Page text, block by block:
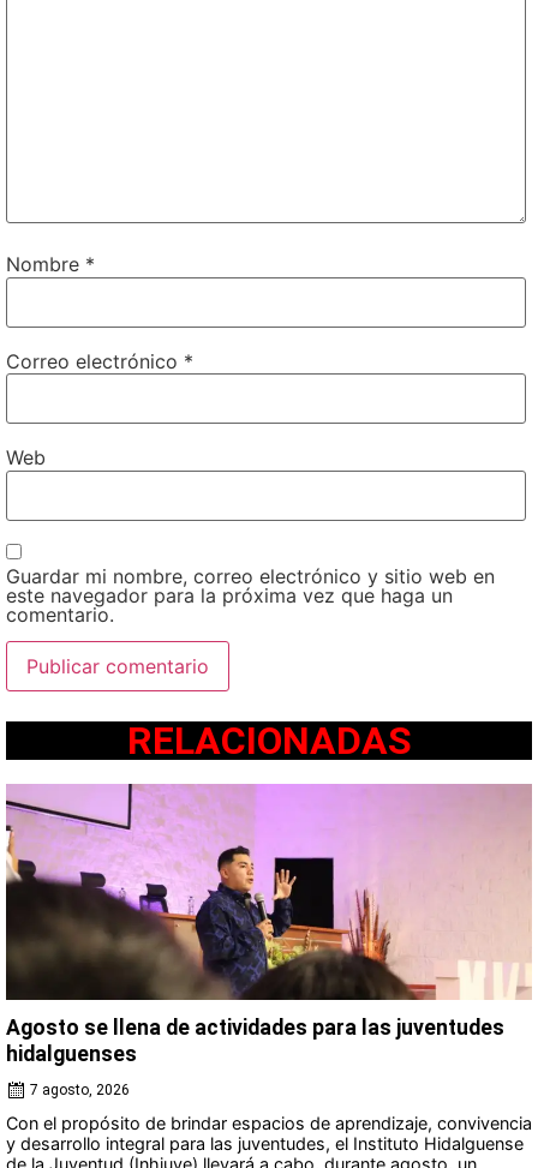
Nombre *
Correo electrónico *
Web
Guardar mi nombre, correo electrónico y sitio web en
este navegador para la próxima vez que haga un
comentario.
RELACIONADAS
Agosto se llena de actividades para las juventudes
hidalguenses
7 agosto, 2026
Con el propósito de brindar espacios de aprendizaje, convivencia
y desarrollo integral para las juventudes, el Instituto Hidalguense
de la Juventud (Inhjuve) llevará a cabo, durante agosto, un